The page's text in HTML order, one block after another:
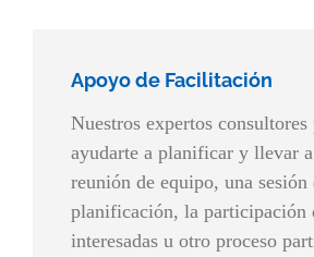
Apoyo de Facilitación
Nuestros expertos consultores
ayudarte a planificar y llevar
reunión de equipo, una sesión
planificación, la participación
interesadas u otro proceso